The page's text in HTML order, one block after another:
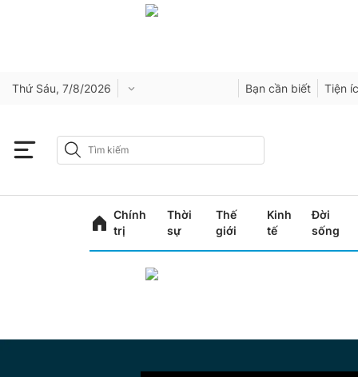
Thứ Sáu, 7/8/2026 Bạn cần biết Tiện
Chính
trị
Thời
sự
Thế
giới
Kinh
tế
Đời
sống